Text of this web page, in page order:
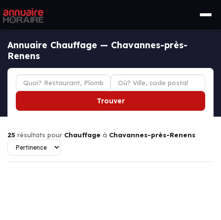
Annuaire Chauffage — Chavannes-près-
Renens
Trouver
25 résultats pour Chauffage à Chavannes-près-Renens